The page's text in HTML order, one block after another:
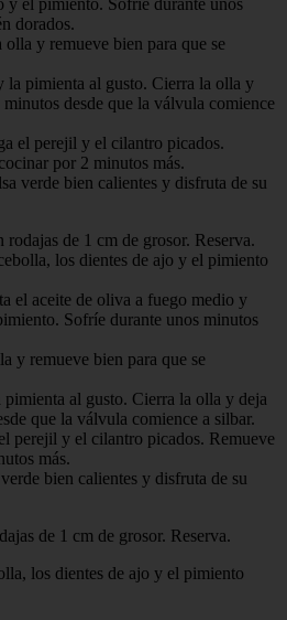
y el pimiento. Sofríe durante unos
dorados.
olla y remueve bien para que se
la pimienta al gusto. Cierra la olla y
desde que la válvula comience
el perejil y el cilantro picados.
por 2 minutos más.
verde bien calientes y disfruta de su
rodajas de 1 cm de grosor. Reserva.
los dientes de ajo y el pimiento
el aceite de oliva a fuego medio y
Sofríe durante unos minutos
y remueve bien para que se
pimienta al gusto. Cierra la olla y deja
que la válvula comience a silbar.
perejil y el cilantro picados. Remueve
más.
bien calientes y disfruta de su
de 1 cm de grosor. Reserva.
los dientes de ajo y el pimiento